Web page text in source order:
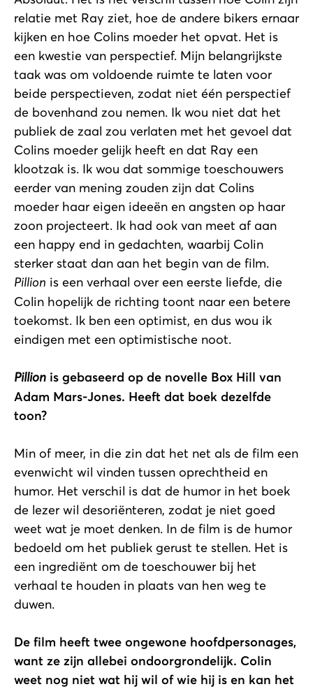
relatie met Ray ziet, hoe de andere bikers ernaar
kijken en hoe Colins moeder het opvat. Het is
een kwestie van perspectief. Mijn belangrijkste
taak was om voldoende ruimte te laten voor
beide perspectieven, zodat niet één perspectief
de bovenhand zou nemen. Ik wou niet dat het
publiek de zaal zou verlaten met het gevoel dat
Colins moeder gelijk heeft en dat Ray een
klootzak is. Ik wou dat sommige toeschouwers
eerder van mening zouden zijn dat Colins
moeder haar eigen ideeën en angsten op haar
zoon projecteert. Ik had ook van meet af aan
een happy end in gedachten, waarbij Colin
sterker staat dan aan het begin van de film.
Pillion is een verhaal over een eerste liefde, die
Colin hopelijk de richting toont naar een betere
toekomst. Ik ben een optimist, en dus wou ik
eindigen met een optimistische noot.
Pillion is gebaseerd op de novelle Box Hill van
Adam Mars-Jones. Heeft dat boek dezelfde
toon?
Min of meer, in die zin dat het net als de film een
evenwicht wil vinden tussen oprechtheid en
humor. Het verschil is dat de humor in het boek
de lezer wil desoriënteren, zodat je niet goed
weet wat je moet denken. In de film is de humor
bedoeld om het publiek gerust te stellen. Het is
een ingrediënt om de toeschouwer bij het
verhaal te houden in plaats van hen weg te
duwen.
De film heeft twee ongewone hoofdpersonages,
want ze zijn allebei ondoorgrondelijk. Colin
weet nog niet wat hij wil of wie hij is en kan het